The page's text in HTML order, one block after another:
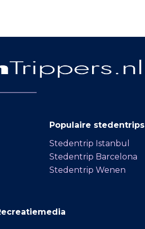
veel musea,
Dungeon,
Populaire stedentrips
Stedentrip Istanbul
Stedentrip Barcelona
Stedentrip Wenen